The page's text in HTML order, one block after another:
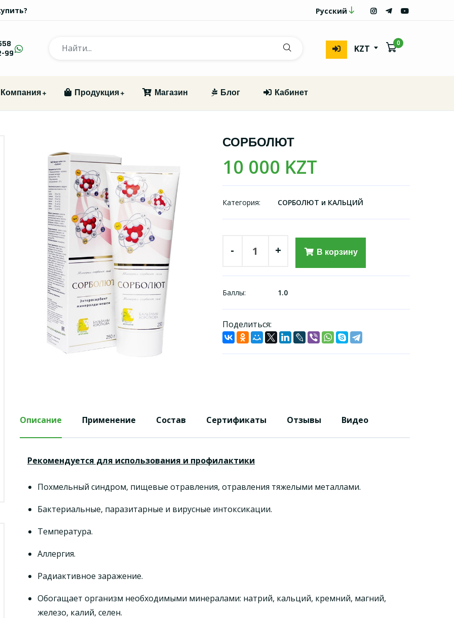
Русский
99
KZT
0
Компания Продукция Магазин Блог Кабинет
СОРБОЛЮТ
10 000 KZT
Категория: СОРБОЛЮТ и КАЛЬЦИЙ
- + В корзину
Баллы: 1.0
Поделиться:
Описание Применение Состав Сертификаты Отзывы Видео
Рекомендуется для использования и профилактики
Похмельный синдром, пищевые отравления, отравления тяжелыми металлами.
Бактериальные, паразитарные и вирусные интоксикации.
Температура.
Аллергия.
Радиактивное заражение.
Обогащает организм необходимыми минералами: натрий, кальций, кремний, магний,
железо, калий, селен.